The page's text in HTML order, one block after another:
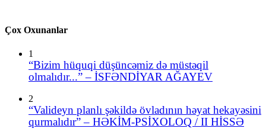
Çox Oxunanlar
1
“Bizim hüquqi düşüncəmiz də müstəqil
olmalıdır...” – İSFƏNDİYAR AĞAYEV
2
“Valideyn planlı şəkildə övladının həyat hekayəsini
qurmalıdır” – HƏKİM-PSİXOLOQ / II HİSSƏ